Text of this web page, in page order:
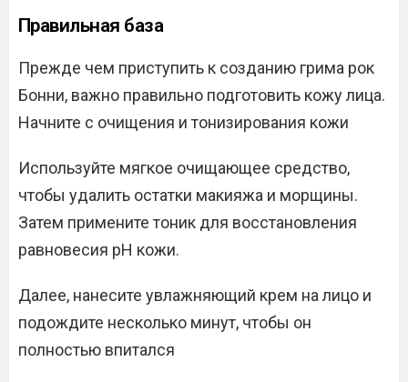
Правильная база
Прежде чем приступить к созданию грима рок
Бонни, важно правильно подготовить кожу лица.
Начните с очищения и тонизирования кожи
Используйте мягкое очищающее средство,
чтобы удалить остатки макияжа и морщины.
Затем примените тоник для восстановления
равновесия pH кожи.
Далее, нанесите увлажняющий крем на лицо и
подождите несколько минут, чтобы он
полностью впитался